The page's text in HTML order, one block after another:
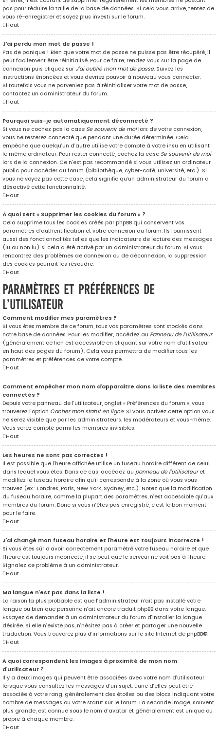
pas pour réduire la taille de la base de données. Si cela vous arrive, tentez de
vous ré-enregistrer et soyez plus investi sur le forum.
Haut
J’ai perdu mon mot de passe !
Pas de panique ! Bien que votre mot de passe ne puisse pas être récupéré, il
peut facilement être réinitialisé. Pour ce faire, rendez vous sur la page de
connexion puis cliquez sur J’ai oublié mon mot de passe. Suivez les
instructions énoncées et vous devriez pouvoir à nouveau vous connecter.
Si toutefois vous ne parveniez pas à réinitialiser votre mot de passe,
contactez un administrateur du forum.
Haut
Pourquoi suis-je automatiquement déconnecté ?
Si vous ne cochez pas la case Se souvenir de moilors de votre connexion,
vous ne resterez connecté que pendant une durée déterminée. Cela
empêche que quelqu’un d’autre utilise votre compte à votre insu en utilisant
le même ordinateur. Pour rester connecté, cochez la case Se souvenir de moi
lors de la connexion. Ce n’est pas recommandé si vous utilisez un ordinateur
public pour accéder au forum (bibliothèque, cyber-café, université, etc.). Si
vous ne voyez pas cette case, cela signifie qu’un administrateur du forum a
désactivé cette fonctionnalité.
Haut
À quoi sert « Supprimer les cookies du forum » ?
Cela supprime tous les cookies créés par phpBB qui conservent vos
paramètres d’authentification et votre connexion au forum. Ils fournissent
aussi des fonctionnalités telles que les indicateurs de lecture des messages
(lu ou non lu) si cela a été activé par un administrateur du forum. Si vous
rencontrez des problèmes de connexion ou de déconnexion, la suppression
des cookies pourrait les résoudre.
Haut
Paramètres et préférences de
l’utilisateur
Comment modifier mes paramètres ?
Si vous êtes membre de ce forum, tous vos paramètres sont stockés dans
notre base de données. Pour les modifier, accédez au Panneau de l’utilisateur
(généralement ce lien est accessible en cliquant sur votre nom d’utilisateur
en haut des pages du forum). Cela vous permettra de modifier tous les
paramètres et préférences de votre compte.
Haut
Comment empêcher mon nom d’apparaître dans la liste des membres
connectés ?
Depuis votre panneau de l’utilisateur, onglet « Préférences du forum », vous
trouverez l’option Cacher mon statut en ligne. Si vous activez cette option vous
ne serez visible que par les administrateurs, les modérateurs et vous-même.
Vous serez compté parmi les membres invisibles.
Haut
Les heures ne sont pas correctes !
Il est possible que l’heure affichée utilise un fuseau horaire différent de celui
dans lequel vous êtes. Dans ce cas, accédez au panneau de l’utilisateuret
modifiez le fuseau horaire afin qu’il corresponde à la zone où vous vous
trouvez (ex : Londres, Paris, New York, Sydney, etc.). Notez que la modification
du fuseau horaire, comme la plupart des paramètres, n’est accessible qu’aux
membres du forum. Donc si vous n’êtes pas enregistré, c’est le bon moment
pour le faire.
Haut
J’ai changé mon fuseau horaire et l’heure est toujours incorrecte !
Si vous êtes sûr d’avoir correctement paramétré votre fuseau horaire et que
l’heure est toujours incorrecte, il se peut que le serveur ne soit pas à l’heure.
Signalez ce problème à un administrateur.
Haut
Ma langue n’est pas dans la liste !
La raison la plus probable est que l’administrateur n’ait pas installé votre
langue ou bien que personne n’ait encore traduit phpBB dans votre langue.
Essayez de demander à un administrateur du forum d’installer la langue
désirée. Si elle n’existe pas, n’hésitez pas à créer et partager une nouvelle
traduction. Vous trouverez plus d’informations sur le site Internet de phpBB®.
Haut
A quoi correspondent les images à proximité de mon nom
d’utilisateur ?
Il y a deux images qui peuvent être associées avec votre nom d’utilisateur
lorsque vous consultez les messages d’un sujet. L’une d’elles peut être
associée à votre rang, généralement des étoiles ou des blocs indiquant votre
nombre de messages ou votre statut sur le forum. La seconde image, souvent
plus grande, est connue sous le nom d’avatar et généralement est unique ou
propre à chaque membre.
Haut